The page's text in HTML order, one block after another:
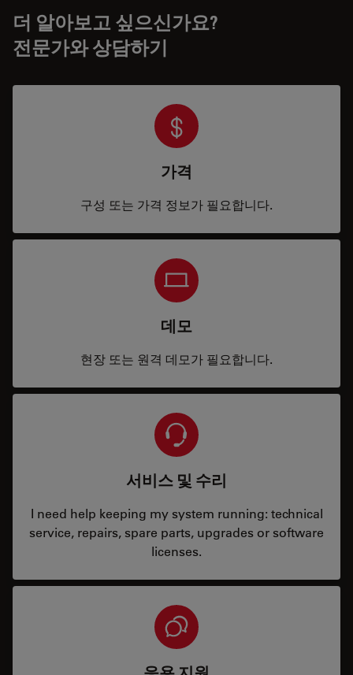
더 알아보고 싶으신가요?
전문가와 상담하기
가격
구성 또는 가격 정보가 필요합니다.
데모
현장 또는 원격 데모가 필요합니다.
서비스 및 수리
I need help keeping my system running: technical
service, repairs, spare parts, upgrades or software
licenses.